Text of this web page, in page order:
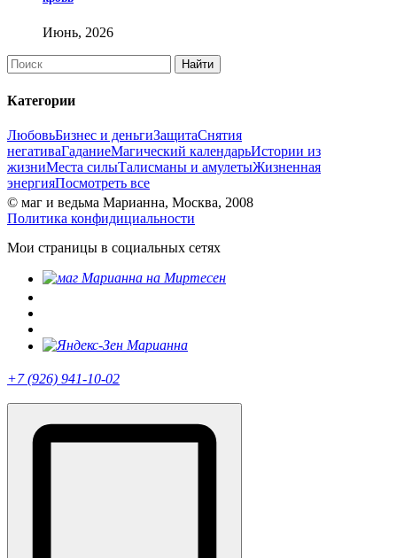
Июнь, 2026
Категории
ЛюбовьБизнес и деньгиЗащитаСнятия
негативаГаданиеМагический календарьИстории из
жизниМеста силыТалисманы и амулетыЖизненная
энергияПосмотреть все
© маг и ведьма Марианна, Москва, 2008
Политика конфидициальности
Мои страницы в социальных сетях
+7 (926) 941-10-02